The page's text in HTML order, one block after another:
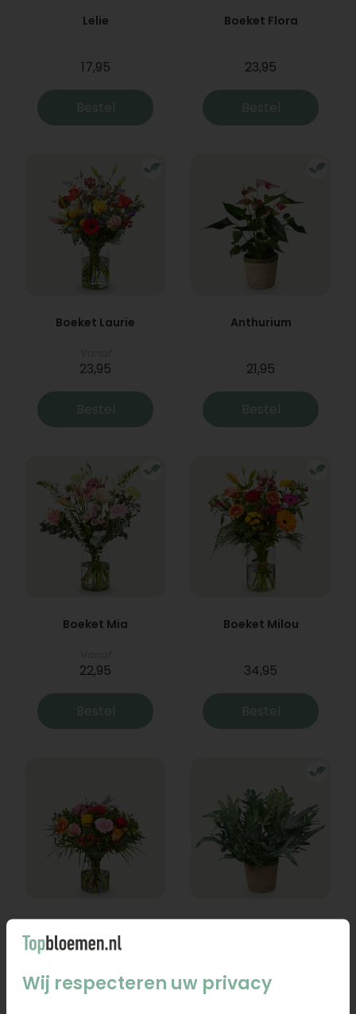
Lelie
17,95
Bestel
Boeket Flora
23,95
Bestel
Boeket Laurie
23,95
Bestel
Anthurium
21,95
Bestel
Boeket Mia
22,95
Bestel
Boeket Milou
34,95
Bestel
Wij respecteren uw privacy